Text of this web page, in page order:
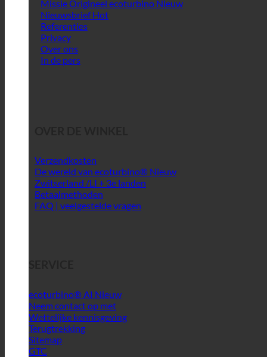
Missie Origineel ecoturbino
Nieuwsbrief
Referenties
Privacy
Over ons
In de pers
Verzendkosten
De wereld van ecoturbino®
Zwitserland /LI + 3e landen
Betaalmethoden
FAQ | veelgestelde vragen
ecoturbino® AI
Neem contact op met
Wettelijke kennisgeving
Terugtrekking
Sitemap
GTC